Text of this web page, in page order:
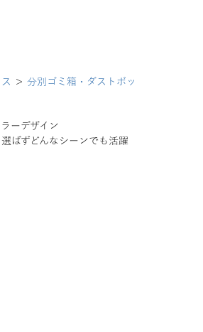
＞ 分別ゴミ箱・ダストボッ
ーデザイン
ばずどんなシーンでも活躍